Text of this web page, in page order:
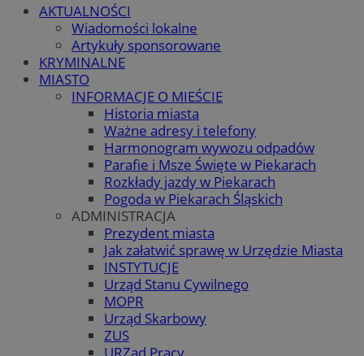
AKTUALNOŚCI
Wiadomości lokalne
Artykuły sponsorowane
KRYMINALNE
MIASTO
INFORMACJE O MIEŚCIE
Historia miasta
Ważne adresy i telefony
Harmonogram wywozu odpadów
Parafie i Msze Święte w Piekarach
Rozkłady jazdy w Piekarach
Pogoda w Piekarach Śląskich
ADMINISTRACJA
Prezydent miasta
Jak załatwić sprawę w Urzędzie Miasta
INSTYTUCJE
Urząd Stanu Cywilnego
MOPR
Urząd Skarbowy
ZUS